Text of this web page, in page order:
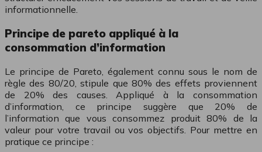
informationnelle.
Principe de pareto appliqué à la
consommation d’information
Le principe de Pareto, également connu sous le nom de
règle des 80/20, stipule que 80% des effets proviennent
de 20% des causes. Appliqué à la consommation
d’information, ce principe suggère que 20% de
l’information que vous consommez produit 80% de la
valeur pour votre travail ou vos objectifs. Pour mettre en
pratique ce principe :